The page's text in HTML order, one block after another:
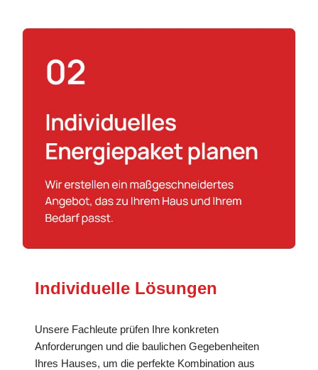
Individuelle Lösungen
Unsere Fachleute prüfen Ihre konkreten
Anforderungen und die baulichen Gegebenheiten
Ihres Hauses, um die perfekte Kombination aus